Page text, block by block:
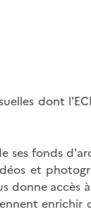
dont
ses fonds
et
donne accès
enrichir